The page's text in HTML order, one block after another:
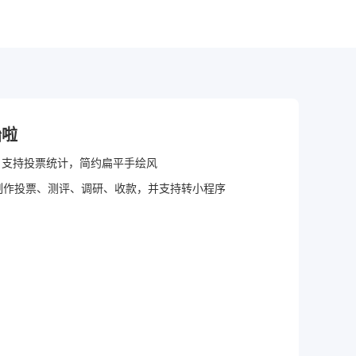
持投票统计，简约扁平手绘风
投票、测评、调研、收款，并支持转小程序